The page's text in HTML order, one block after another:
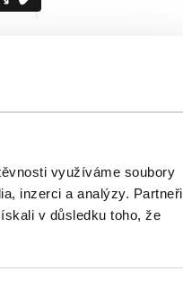
využíváme soubory
inzerci a analýzy. Partneři
v důsledku toho, že
naše
byste
nás
aby pro